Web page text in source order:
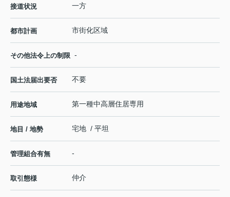
接道状況 一方
都市計画 市街化区域
その他法令上の制限 -
国土法届出要否 不要
用途地域 第一種中高層住居専用
地目 / 地勢 宅地 / 平坦
管理組合有無 -
取引態様 仲介